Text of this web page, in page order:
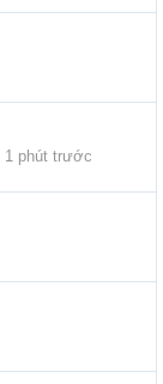
1 phút trước